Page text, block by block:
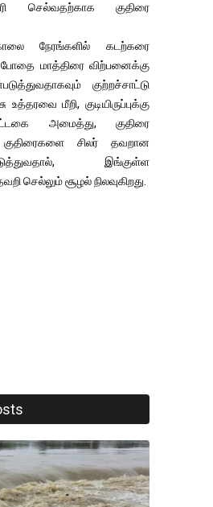
செல்வதற்காக குதிரை
நேரங்களில் கடற்கரை
போதை மாத்திரை விற்பனைக்கு
குற்றச்சாட்டு
உத்தரவை மீறி, குடியிருப்புக்கு
அமைத்து, குதிரை
சிலர் தவறான
இங்குள்ள
செல்லும் சூழல் நிலவுகிறது.